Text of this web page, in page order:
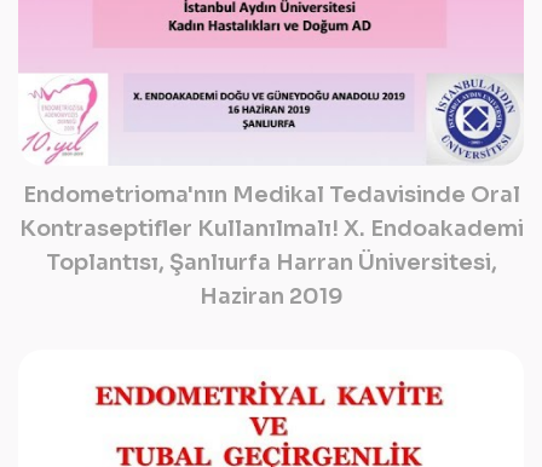
Endometrioma'nın Medikal Tedavisinde Oral
Kontraseptifler Kullanılmalı! X. Endoakademi
Toplantısı, Şanlıurfa Harran Üniversitesi,
Haziran 2019